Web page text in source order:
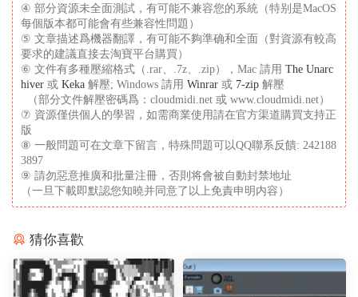
④ 部分資源未全面測試，有可能不兼容您的系統（特别是MacOS
每個版本都可能會有些兼容性問題）
⑤ 文章描述爲機器翻譯，有可能不夠準确和全面（對資源有較高
要求的建議直接去淘寶平台購買）
⑥ 文件有多種壓縮格式（.rar、.7z、.zip），Mac 請用 The Unarc
hiver 或 Keka 解壓; Windows 請用 Winrar 或 7-zip 解壓
（部分文件解壓密碼爲：cloudmidi.net 或 www.cloudmidi.net）
⑦ 資源僅供個人的學習，如需商業使用請在官方渠道購買支持正
版
⑧ 一般問題可在文章下留言，特殊問題可以QQ聯系反饋: 242188
3897
⑨ 請勿惡意推廣和批量注冊，否則将會被自動封禁地址
（一旦下載即默認您知曉并同意了以上免責申明内容）
猜你喜歡